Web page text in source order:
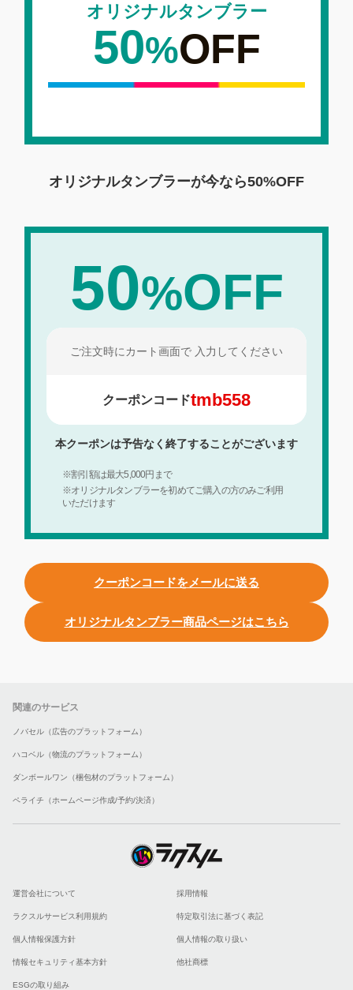
オリジナルタンブラー
50%OFF
オリジナルタンブラーが今なら50%OFF
50%OFF
ご注文時にカート画面で 入力してください
クーポンコードtmb558
本クーポンは予告なく終了することがございます
※割引額は最大5,000円まで
※オリジナルタンブラーを初めてご購入の方のみご利用
いただけます
クーポンコードをメールに送る
オリジナルタンブラー商品ページはこちら
関連のサービス
ノバセル（広告のプラットフォーム）
ハコベル（物流のプラットフォーム）
ダンボールワン（梱包材のプラットフォーム）
ペライチ（ホームページ作成/予約/決済）
運営会社について 採用情報
ラクスルサービス利用規約 特定取引法に基づく表記
個人情報保護方針 個人情報の取り扱い
情報セキュリティ基本方針 他社商標
ESGの取り組み